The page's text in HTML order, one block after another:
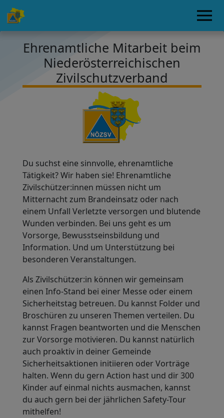
Ehrenamtliche Mitarbeit beim
Niederösterreichischen
Zivilschutzverband
Du suchst eine sinnvolle, ehrenamtliche
Tätigkeit? Wir haben sie! Ehrenamtliche
Zivilschützer:innen müssen nicht um
Mitternacht zum Brandeinsatz oder nach
einem Unfall Verletzte versorgen und blutende
Wunden verbinden. Bei uns geht es um
Vorsorge, Bewusstseinsbildung und
Information. Und um Unterstützung bei
besonderen Veranstaltungen.
Als Zivilschützer:in können wir gemeinsam
einen Info-Stand bei einer Messe oder einem
Sicherheitstag betreuen. Du kannst Folder und
Broschüren zu unseren Themen verteilen. Du
kannst Fragen beantworten und die Menschen
zur Vorsorge motivieren. Du kannst natürlich
auch proaktiv in deiner Gemeinde
Sicherheitsaktionen initiieren oder Vorträge
halten. Wenn du gern Action hast und dir 300
Kinder auf einmal nichts ausmachen, kannst
du auch gern bei der jährlichen Safety-Tour
mithelfen!